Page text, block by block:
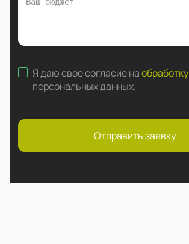
Я даю свое согласие наобработку
персональных данных.
Отправить заявку